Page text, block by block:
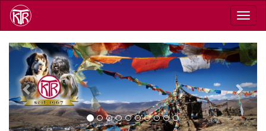
Skip
main
Previous Next